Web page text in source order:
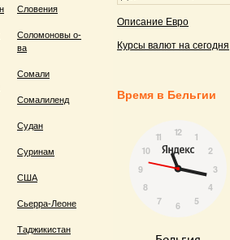
Словения
Соломоновы о-
ва
Сомали
Сомалиленд
Судан
Суринам
США
Сьерра-Леоне
Таджикистан
Описание Евро
Курсы валют на сегодня
Время в Бельгии